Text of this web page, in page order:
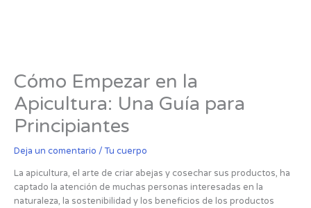
Cómo Empezar en la
Apicultura: Una Guía para
Principiantes
Deja un comentario /Tu cuerpo
La apicultura, el arte de criar abejas y cosechar sus productos, ha
captado la atención de muchas personas interesadas en la
naturaleza, la sostenibilidad y los beneficios de los productos